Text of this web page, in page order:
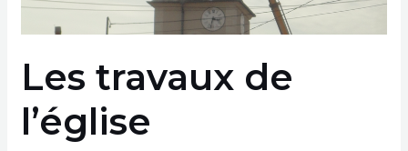
Les travaux de
l’église